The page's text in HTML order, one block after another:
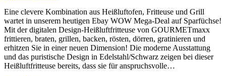
Eine clevere Kombination aus Heißluftofen, Fritteuse und Grill
wartet in unserem heutigen Ebay WOW Mega-Deal auf Sparfüchse!
Mit der digitalen Design-Heißluftfritteuse von GOURMETmaxx
frittieren, braten, grillen, backen, rösten, dörren, gratinieren und
erhitzen Sie in einer neuen Dimension! Die moderne Ausstattung
und das puristische Design in Edelstahl/Schwarz zeigen bei dieser
Heißluftfritteuse bereits, dass sie für anspruchsvolle…